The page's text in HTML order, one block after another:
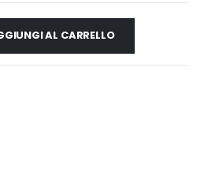
AL CARRELLO